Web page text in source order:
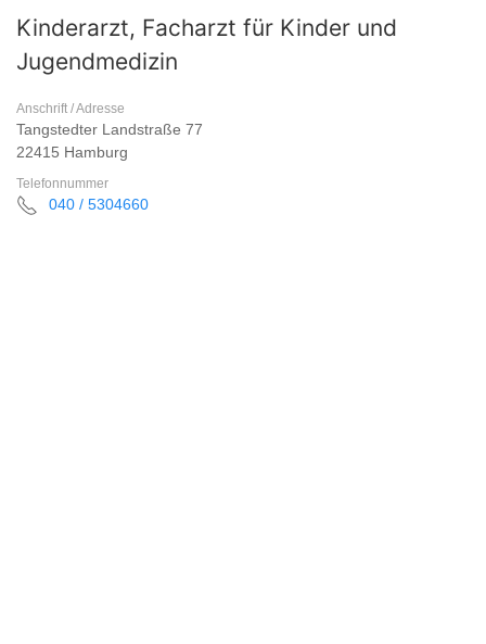
Kinderarzt, Facharzt für Kinder und
Jugendmedizin
Anschrift / Adresse
Tangstedter Landstraße 77
22415 Hamburg
Telefonnummer
040 / 5304660